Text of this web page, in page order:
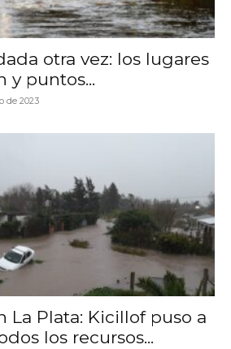
otra vez: los lugares
y puntos...
de 2023
La Plata: Kicillof puso a
los recursos...